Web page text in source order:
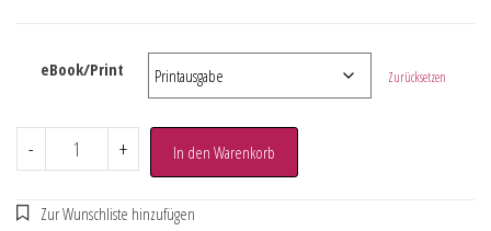
eBook/Print Zurücksetzen
- + In den Warenkorb